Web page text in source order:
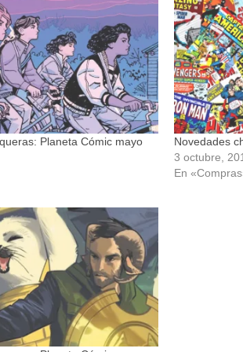
Planeta Cómic mayo
Novedades
3 octubre,
En